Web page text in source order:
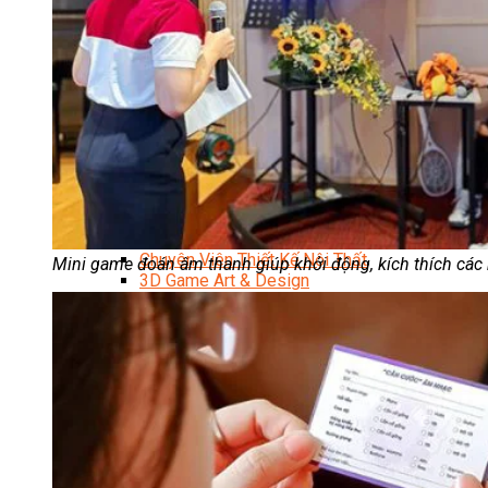
Data Visualization (Trực Quan Hóa Dữ Liệu)
Data System (Quản Trị Dữ Liệu)
Chuyên Viên Lập Trình (Full Stack)
Chuyên Viên Lập Trình Website (Full Stack)
Chuyên Viên Lập Trình Mobile (Full Stack)
Software Testing
Trọn Bộ Công Cụ AI Văn Phòng
Trọn Bộ Công Cụ AI Ứng Dụng Giảng Dạy
Lập Trình Cho Trẻ Em
Tin Học Ứng Dụng
Thiết Kế (Design)
Thiết Kế Đồ Họa Chuyên Nghiệp
Chuyên Viên Thiết Kế Nội Thất
3D Game Art & Design
Mỹ Thuật Đa Phương Tiện
3D Animation
Mỹ Thuật Số – Digital Art
Motion Graphics Basic
Adobe Photoshop – Illustrator
Hội Họa Thiếu Nhi
Digital Art For Kids
Venus Academy
Sunny STEAM Academy
Mini game đoán âm thanh giúp khởi động, kích thích